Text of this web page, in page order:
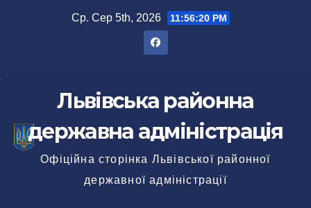
Ср. Сер 5th, 2026 11:56:20 PM
Львівська районна
державна адміністрація
Офіційна сторінка Львівської районної
державної адміністрації